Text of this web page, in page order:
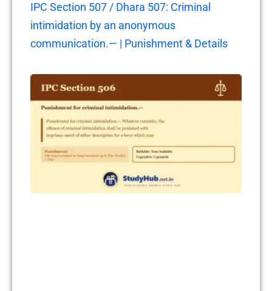
IPC Section 507 / Dhara 507: Criminal
intimidation by an anonymous
communication.— | Punishment & Details